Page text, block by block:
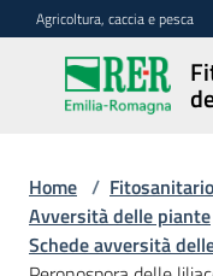
Vai al contenuto
Vai alla navigazione
Vai al footer
Agricoltura, caccia e pesca
e difesa
Home /
Avversità delle piante
Schede avversità